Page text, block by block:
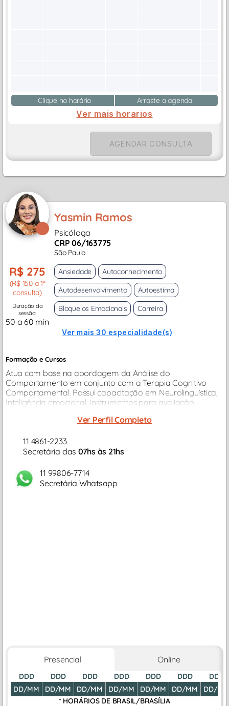
Clique no horário Arraste a agenda
Ver mais horarios
AGENDAR CONSULTA
Yasmin Ramos
Psicóloga
CRP 06/163775
São Paulo
R$ 275
(R$ 150 a 1ª
consulta)
Duração da
sessão:
50 a 60 min
Ansiedade
Autoconhecimento
Autodesenvolvimento
Autoestima
Bloqueios Emocionais
Carreira
Ver mais 30 especialidade(s)
Formação e Cursos
Atua com base na abordagem da Análise do
Comportamento em conjunto com a Terapia Cognitivo
Comportamental. Possui capacitação em Neurolinguística,
Inteligência emocional, Instrumentos para avaliação
extensão e aprimoramento...Ver Perfil Completo
11 4861-2233
Secretária das 07hs às 21hs
11 99806-7714
Secretária Whatsapp
Presencial Online
DDD
DD/MM
DDD
DD/MM
DDD
DD/MM
DDD
DD/MM
DDD
DD/MM
DDD
DD/MM
DDD
DD/MM
* HORÁRIOS DE BRASIL/BRASÍLIA